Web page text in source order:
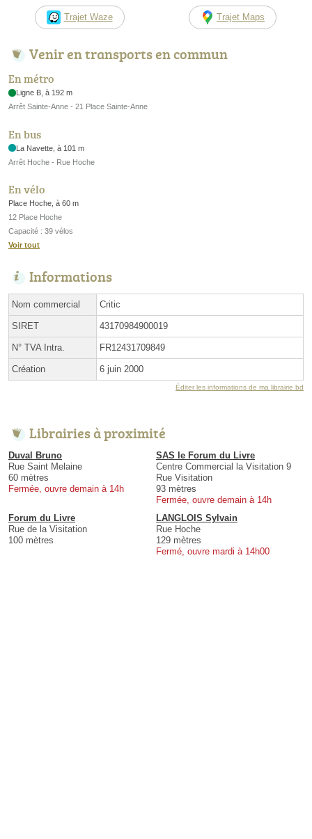
Trajet Waze Trajet Maps
Venir en transports en commun
En métro
Ligne B, à 192 m
Arrêt Sainte-Anne - 21 Place Sainte-Anne
En bus
La Navette, à 101 m
Arrêt Hoche - Rue Hoche
En vélo
Place Hoche, à 60 m
12 Place Hoche
Capacité : 39 vélos
Voir tout
Informations
Nom commercial Critic
SIRET 43170984900019
N° TVA Intra. FR12431709849
Création 6 juin 2000
Éditer les informations de ma librairie bd
Librairies à proximité
Duval Bruno
Rue Saint Melaine
60 mètres
Fermée, ouvre demain à 14h
SAS le Forum du Livre
Centre Commercial la Visitation 9
Rue Visitation
93 mètres
Fermée, ouvre demain à 14h
Forum du Livre
Rue de la Visitation
100 mètres
LANGLOIS Sylvain
Rue Hoche
129 mètres
Fermé, ouvre mardi à 14h00